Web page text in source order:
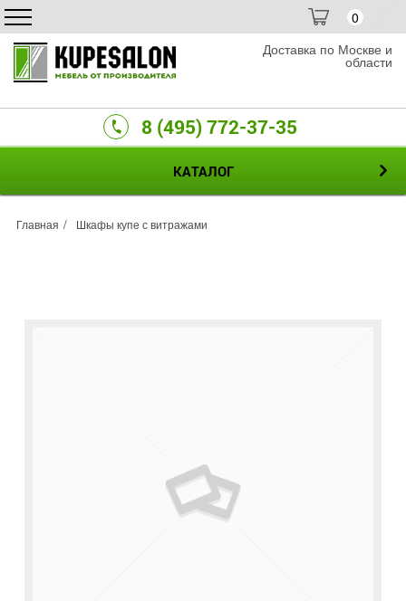
0
Доставка по Москве и
области
8 (495) 772-37-35
КАТАЛОГ
Главная Шкафы купе с витражами